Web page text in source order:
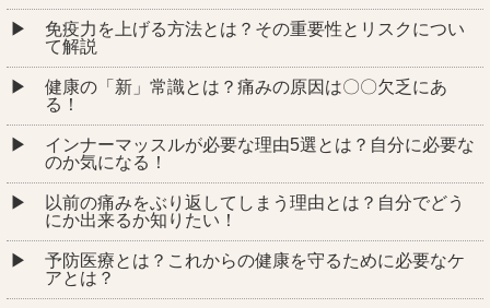
免疫力を上げる方法とは？その重要性とリスクについ
て解説
健康の「新」常識とは？痛みの原因は〇〇欠乏にあ
る！
インナーマッスルが必要な理由5選とは？自分に必要な
のか気になる！
以前の痛みをぶり返してしまう理由とは？自分でどう
にか出来るか知りたい！
予防医療とは？これからの健康を守るために必要なケ
アとは？